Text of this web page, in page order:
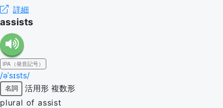
詳細
assists
IPA（発音記号）
/əˈsɪsts/
名詞 活用形 複数形
plural of assist